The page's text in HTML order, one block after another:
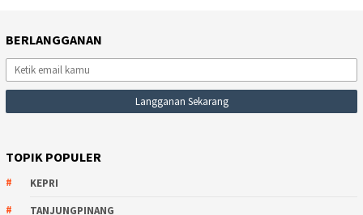
BERLANGGANAN
TOPIK POPULER
KEPRI
TANJUNGPINANG